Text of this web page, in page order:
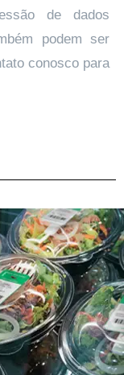
de dados
podem ser
conosco para